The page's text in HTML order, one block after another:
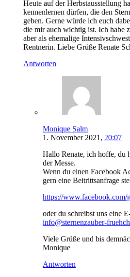
Heute auf der Herbstausstellung
kennenlernen dürfen, die den
geben. Gerne würde ich euch
die mir auch wichtig ist. Ich habe
aber als ehemalige
Rentnerin. Liebe Grüße Renate
Antworten
Monique Salm
1. November 2021, 20:07
Hallo Renate, ich hoffe, du
der Messe.
Wenn du einen Facebook
gern eine Beitrittsanfrage
https://www.facebook.com/
oder du schreibst uns eine
info@sternenzauber-
Viele Grüße und bis
Monique
Antworten